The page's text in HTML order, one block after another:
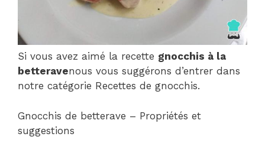
Si vous avez aimé la recette gnocchis à la
betteravenous vous suggérons d’entrer dans
notre catégorie Recettes de gnocchis.
Gnocchis de betterave – Propriétés et
suggestions